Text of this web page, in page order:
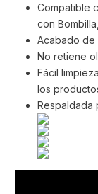
Compatible
con
Acabado de
No retiene
Fácil
los
Respaldada